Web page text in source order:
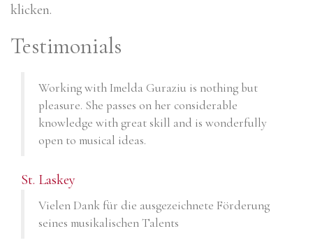
klicken.
Testimonials
Working with Imelda Guraziu is nothing but
pleasure. She passes on her considerable
knowledge with great skill and is wonderfully
open to musical ideas.
St. Laskey
Vielen Dank für die ausgezeichnete Förderung
seines musikalischen Talents